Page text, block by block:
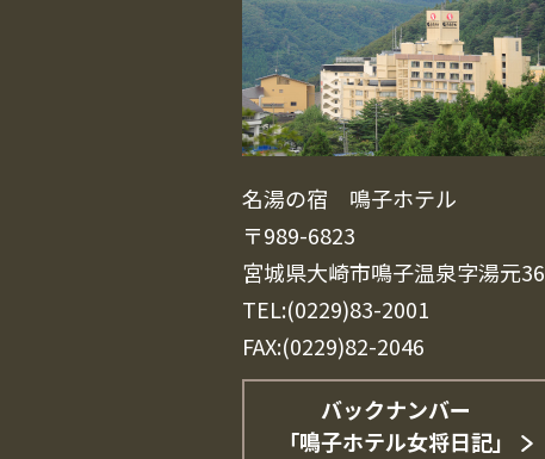
名湯の宿 鳴子ホテル
〒989-6823
宮城県大崎市鳴子温泉字湯元36
TEL:(0229)83-2001
FAX:(0229)82-2046
バックナンバー
「鳴子ホテル女将日記」